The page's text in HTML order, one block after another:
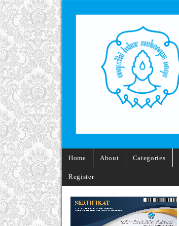
Home About Categories
Register